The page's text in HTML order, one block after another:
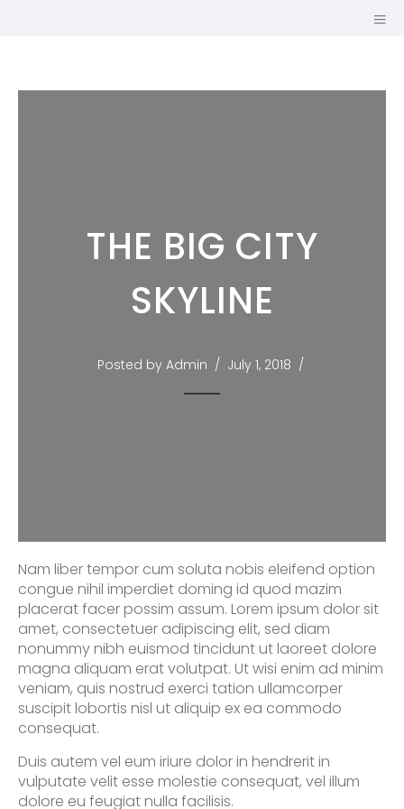
GUILLAUME
THE BIG CITY
SKYLINE
Posted by Admin July 1, 2018
Nam liber tempor cum soluta nobis eleifend option
congue nihil imperdiet doming id quod mazim
placerat facer possim assum. Lorem ipsum dolor sit
amet, consectetuer adipiscing elit, sed diam
nonummy nibh euismod tincidunt ut laoreet dolore
magna aliquam erat volutpat. Ut wisi enim ad minim
veniam, quis nostrud exerci tation ullamcorper
suscipit lobortis nisl ut aliquip ex ea commodo
consequat.
Duis autem vel eum iriure dolor in hendrerit in
vulputate velit esse molestie consequat, vel illum
dolore eu feugiat nulla facilisis.